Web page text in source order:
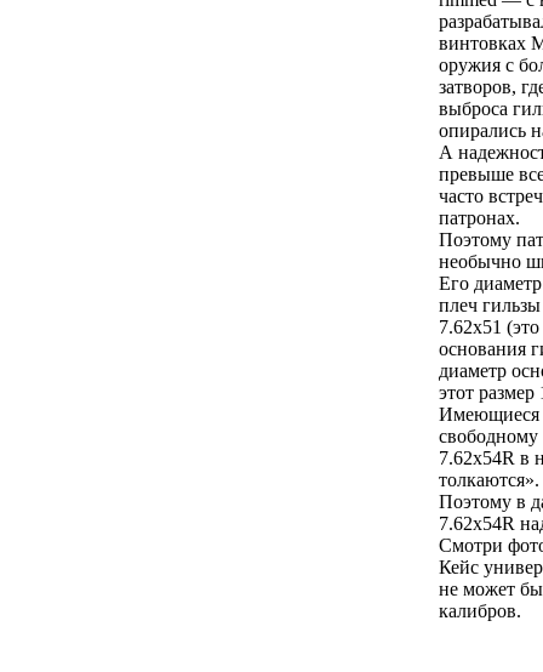
винтовках
оружия с
затворов,
выброса
опирались
А
превыше
часто
патронах.
Поэтому
необычно
Его
плеч
7.62х51
основания
диаметр
этот
Имеющиеся
7.62х54R в
толкаются».
Поэтому в
7.62х54R
Смотри
Кейс
не может
калибров.